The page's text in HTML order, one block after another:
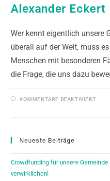
Alexander Eckert
Wer kennt eigentlich unsere
überall auf der Welt, muss
Menschen mit besonderen
die Frage, die uns dazu
KOMMENTARE DEAKTIVIERT
Neueste Beiträge
Crowdfunding für unsere
verwirklichen!